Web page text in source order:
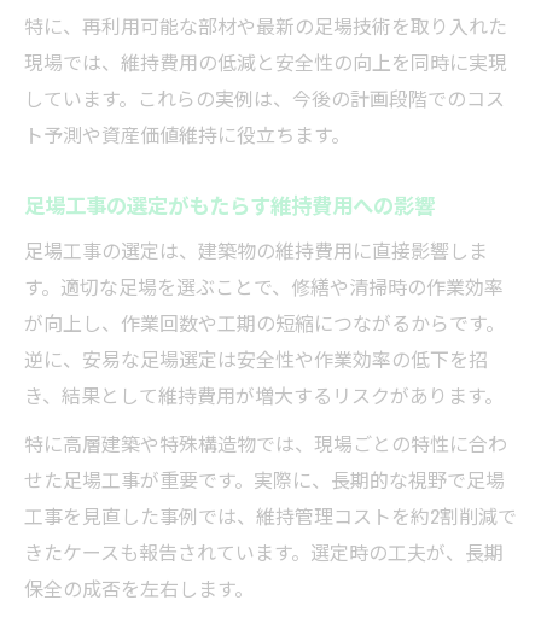
特に、再利用可能な部材や最新の足場技術を取り入れた
現場では、維持費用の低減と安全性の向上を同時に実現
しています。これらの実例は、今後の計画段階でのコス
ト予測や資産価値維持に役立ちます。
足場工事の選定がもたらす維持費用への影響
足場工事の選定は、建築物の維持費用に直接影響しま
す。適切な足場を選ぶことで、修繕や清掃時の作業効率
が向上し、作業回数や工期の短縮につながるからです。
逆に、安易な足場選定は安全性や作業効率の低下を招
き、結果として維持費用が増大するリスクがあります。
特に高層建築や特殊構造物では、現場ごとの特性に合わ
せた足場工事が重要です。実際に、長期的な視野で足場
工事を見直した事例では、維持管理コストを約2割削減で
きたケースも報告されています。選定時の工夫が、長期
保全の成否を左右します。